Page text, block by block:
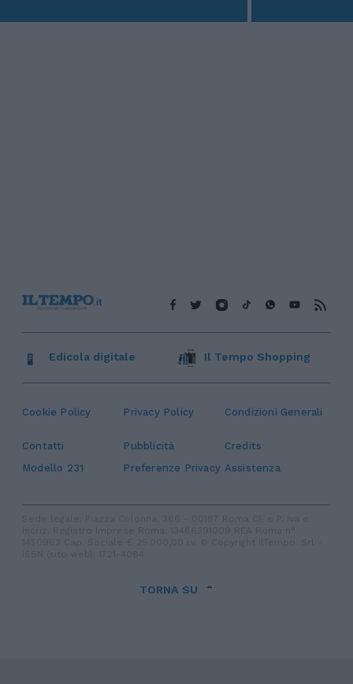
Cookie Policy Privacy Policy Condizioni Generali
Contatti Pubblicità
Credits
Modello 231
Preferenze Privacy Assistenza
Edicola digitale Il Tempo Shopping
TORNA SU